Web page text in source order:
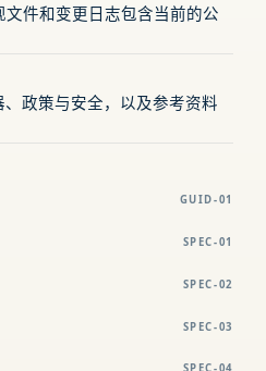
件和变更日志包含当前的公
政策与安全，以及参考资料
GUID-01
SPEC-01
SPEC-02
SPEC-03